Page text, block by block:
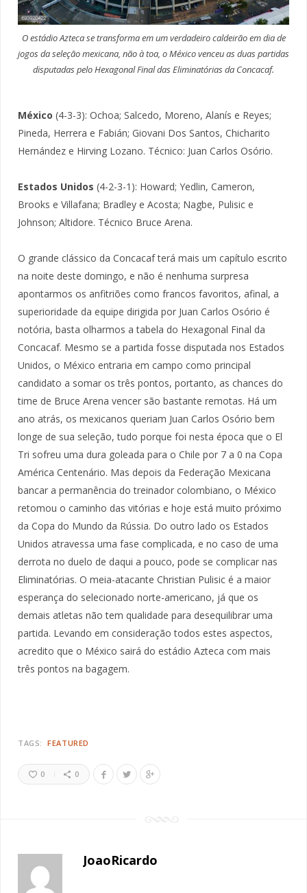
O estádio Azteca se transforma em um verdadeiro caldeirão em dia de
jogos da seleção mexicana, não à toa, o México venceu as duas partidas
disputadas pelo Hexagonal Final das Eliminatórias da Concacaf.
México (4-3-3): Ochoa; Salcedo, Moreno, Alanís e Reyes;
Pineda, Herrera e Fabián; Giovani Dos Santos, Chicharito
Hernández e Hirving Lozano. Técnico: Juan Carlos Osório.
Estados Unidos (4-2-3-1): Howard; Yedlin, Cameron,
Brooks e Villafana; Bradley e Acosta; Nagbe, Pulisic e
Johnson; Altidore. Técnico Bruce Arena.
O grande clássico da Concacaf terá mais um capítulo escrito
na noite deste domingo, e não é nenhuma surpresa
apontarmos os anfitriões como francos favoritos, afinal, a
superioridade da equipe dirigida por Juan Carlos Osório é
notória, basta olharmos a tabela do Hexagonal Final da
Concacaf. Mesmo se a partida fosse disputada nos Estados
Unidos, o México entraria em campo como principal
candidato a somar os três pontos, portanto, as chances do
time de Bruce Arena vencer são bastante remotas. Há um
ano atrás, os mexicanos queriam Juan Carlos Osório bem
longe de sua seleção, tudo porque foi nesta época que o El
Tri sofreu uma dura goleada para o Chile por 7 a 0 na Copa
América Centenário. Mas depois da Federação Mexicana
bancar a permanência do treinador colombiano, o México
retomou o caminho das vitórias e hoje está muito próximo
da Copa do Mundo da Rússia. Do outro lado os Estados
Unidos atravessa uma fase complicada, e no caso de uma
derrota no duelo de daqui a pouco, pode se complicar nas
Eliminatórias. O meia-atacante Christian Pulisic é a maior
esperança do selecionado norte-americano, já que os
demais atletas não tem qualidade para desequilibrar uma
partida. Levando em consideração todos estes aspectos,
acredito que o México sairá do estádio Azteca com mais
três pontos na bagagem.
TAGS: FEATURED
0 0
JoaoRicardo